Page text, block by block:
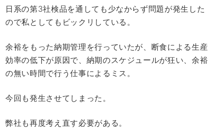
日系の第3社検品を通しても少なからず問題が発生した
ので私としてもビックリしている。
余裕をもった納期管理を行っていたが、断食による生産
効率の低下が原因で、納期のスケジュールが狂い、余裕
の無い時間で行う仕事によるミス。
今回も発生させてしまった。
弊社も再度考え直す必要がある。